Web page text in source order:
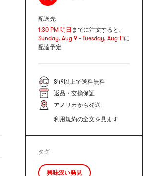
配送先
1:30 PM 明日 までに注文すると、
Sunday, Aug 9 - Tuesday, Aug 11 に
配達予定
$49以上で送料無料
返品・交換保証
アメリカから発送
利用規約の全文を見ます
タグ
興味深い発見